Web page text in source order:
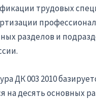
трудовых
разделов и
ДК 003 2010
на десять основных